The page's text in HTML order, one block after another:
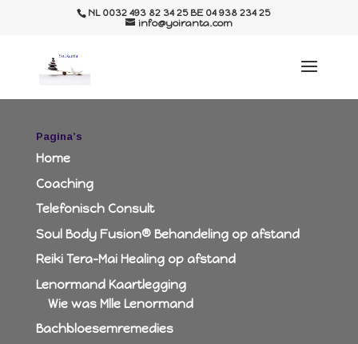
NL 0032 493 82 34 25 BE 04 938 234 25
info@yoiranta.com
Pagina’s
Home
Coaching
Telefonisch Consult
Soul Body Fusion® Behandeling op afstand
Reiki Tera-Mai Healing op afstand
Lenormand Kaartlegging
Wie was Mlle Lenormand
Bachbloesemremedies